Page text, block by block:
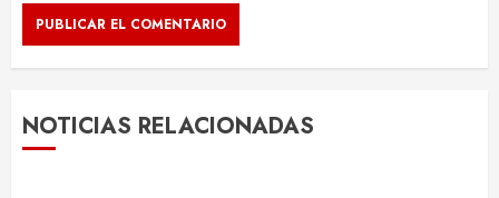
NOTICIAS RELACIONADAS